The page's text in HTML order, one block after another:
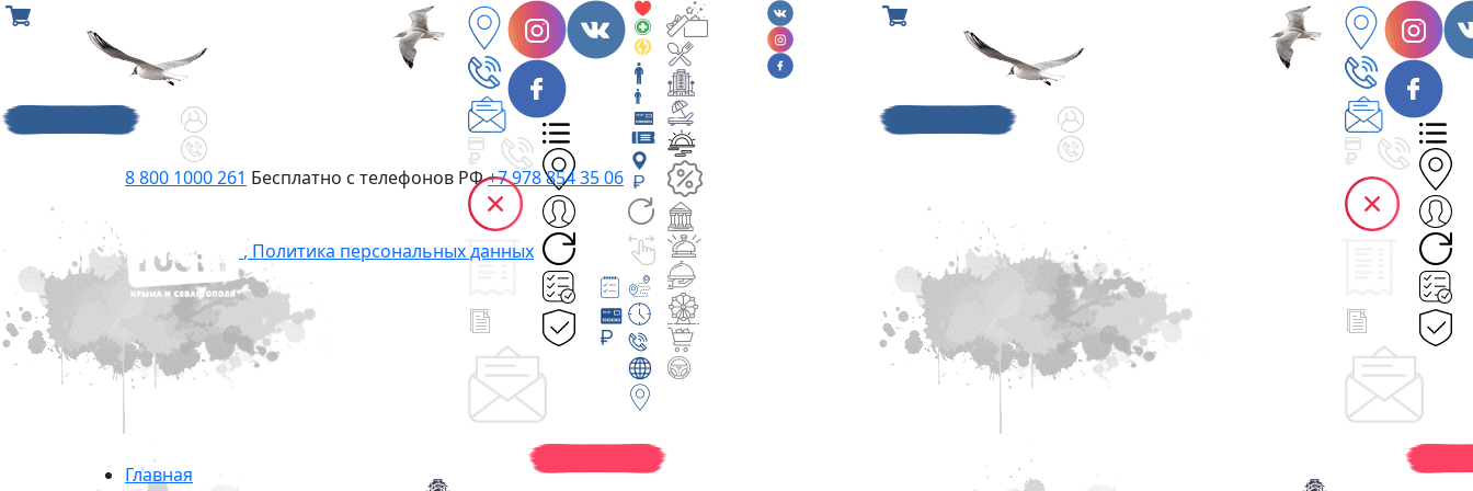
8 800 1000 261 Бесплатно с телефонов РФ+7 978 854 35 06
, Политика персональных данных
Главная